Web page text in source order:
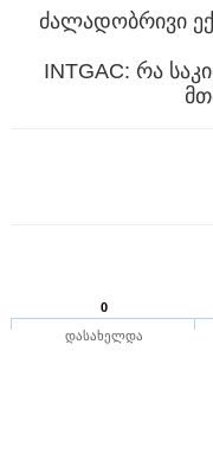
ძალადობრივი
INTGAC: რა
0
დასახელდა